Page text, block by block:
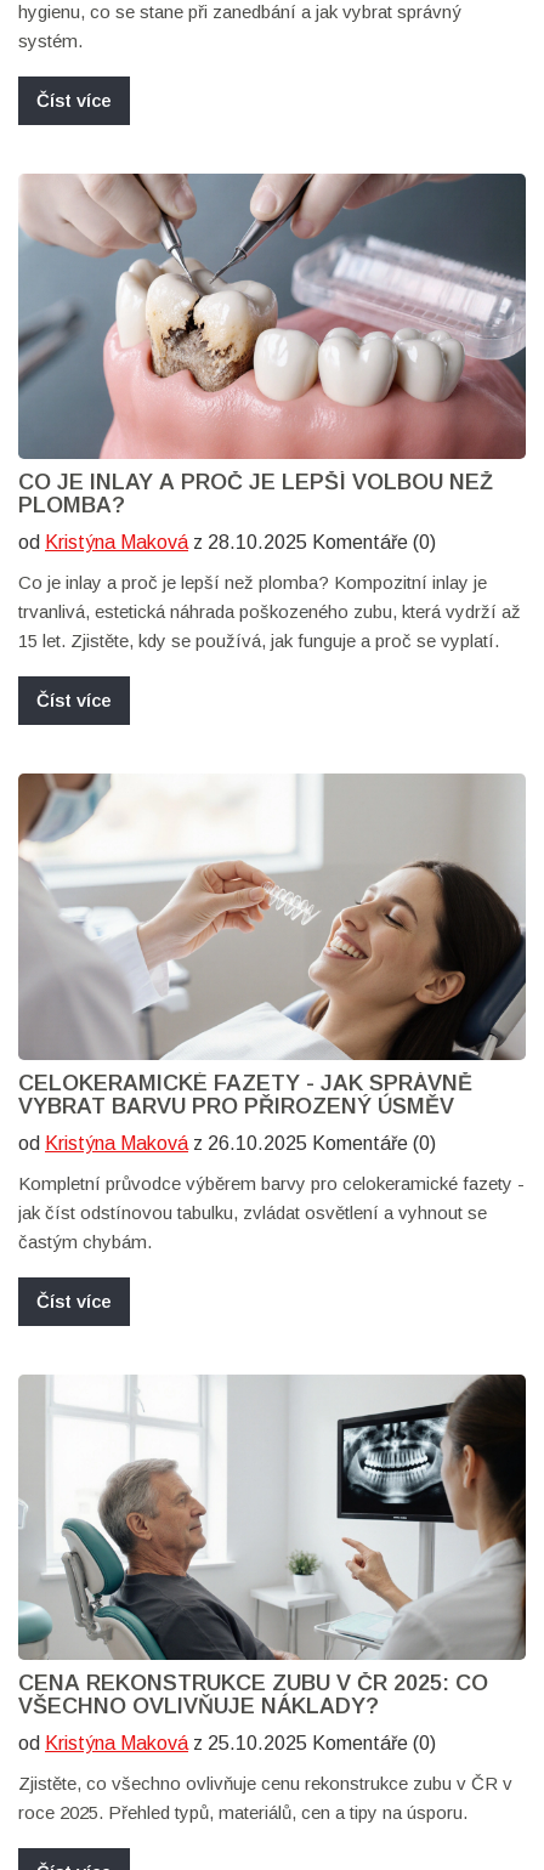
hygienu, co se stane při zanedbání a jak vybrat správný
systém.
Číst více
CO JE INLAY A PROČ JE LEPŠÍ VOLBOU NEŽ
PLOMBA?
od Kristýna Maková z 28.10.2025 Komentáře (0)
Co je inlay a proč je lepší než plomba? Kompozitní inlay je
trvanlivá, estetická náhrada poškozeného zubu, která vydrží až
15 let. Zjistěte, kdy se používá, jak funguje a proč se vyplatí.
Číst více
CELOKERAMICKÉ FAZETY - JAK SPRÁVNĚ
VYBRAT BARVU PRO PŘIROZENÝ ÚSMĚV
od Kristýna Maková z 26.10.2025 Komentáře (0)
Kompletní průvodce výběrem barvy pro celokeramické fazety -
jak číst odstínovou tabulku, zvládat osvětlení a vyhnout se
častým chybám.
Číst více
CENA REKONSTRUKCE ZUBU V ČR 2025: CO
VŠECHNO OVLIVŇUJE NÁKLADY?
od Kristýna Maková z 25.10.2025 Komentáře (0)
Zjistěte, co všechno ovlivňuje cenu rekonstrukce zubu v ČR v
roce 2025. Přehled typů, materiálů, cen a tipy na úsporu.